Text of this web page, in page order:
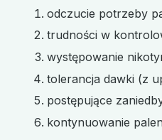
odczucie potrzeby
trudności w
występowanie
tolerancja dawki (z
postępujące
kontynuowanie